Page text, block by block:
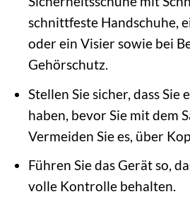
schnittfeste Handschuhe,
oder ein Visier sowie bei
Gehörschutz.
Stellen Sie sicher, dass Sie
haben, bevor Sie mit dem
Vermeiden Sie es, über
Führen Sie das Gerät so,
volle Kontrolle behalten.